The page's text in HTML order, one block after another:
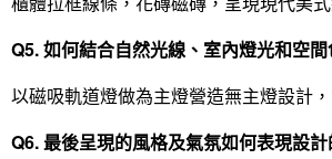
Q5.如何結合自然光線、室內燈光和空間
以磁吸軌道燈做為主燈營造無主燈設計
Q6.最後呈現的風格及氣氛如何表現設計
其他
31~50坪
51坪以上
簡約
休閒
北歐
150萬以內
151萬~250萬
251萬以上
桃園 新竹 竹北
台中
台南 高雄
虛擬線上裝潢
房屋仲介方案
室內設計師方案
裝潢輕鬆點
2房2聽 - 基本版
居家風水
老屋翻新
主題精選
北部
台北市
新北市
徵設計師